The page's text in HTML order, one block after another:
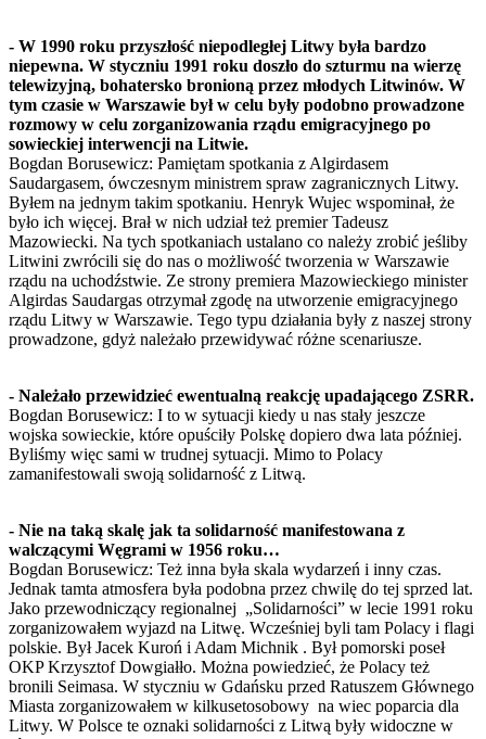
- W 1990 roku przyszłość niepodległej Litwy była bardzo
niepewna. W styczniu 1991 roku doszło do szturmu na wierzę
telewizyjną, bohatersko bronioną przez młodych Litwinów. W
tym czasie w Warszawie był w celu były podobno prowadzone
rozmowy w celu zorganizowania rządu emigracyjnego po
sowieckiej interwencji na Litwie.
Bogdan Borusewicz: Pamiętam spotkania z Algirdasem
Saudargasem, ówczesnym ministrem spraw zagranicznych Litwy.
Byłem na jednym takim spotkaniu. Henryk Wujec wspominał, że
było ich więcej. Brał w nich udział też premier Tadeusz
Mazowiecki. Na tych spotkaniach ustalano co należy zrobić jeśliby
Litwini zwrócili się do nas o możliwość tworzenia w Warszawie
rządu na uchodźstwie. Ze strony premiera Mazowieckiego minister
Algirdas Saudargas otrzymał zgodę na utworzenie emigracyjnego
rządu Litwy w Warszawie. Tego typu działania były z naszej strony
prowadzone, gdyż należało przewidywać różne scenariusze.
- Należało przewidzieć ewentualną reakcję upadającego ZSRR.
Bogdan Borusewicz: I to w sytuacji kiedy u nas stały jeszcze
wojska sowieckie, które opuściły Polskę dopiero dwa lata później.
Byliśmy więc sami w trudnej sytuacji. Mimo to Polacy
zamanifestowali swoją solidarność z Litwą.
- Nie na taką skalę jak ta solidarność manifestowana z
walczącymi Węgrami w 1956 roku…
Bogdan Borusewicz: Też inna była skala wydarzeń i inny czas.
Jednak tamta atmosfera była podobna przez chwilę do tej sprzed lat.
Jako przewodniczący regionalnej „Solidarności” w lecie 1991 roku
zorganizowałem wyjazd na Litwę. Wcześniej byli tam Polacy i flagi
polskie. Był Jacek Kuroń i Adam Michnik . Był pomorski poseł
OKP Krzysztof Dowgiałło. Można powiedzieć, że Polacy też
bronili Seimasa. W styczniu w Gdańsku przed Ratuszem Głównego
Miasta zorganizowałem w kilkusetosobowy na wiec poparcia dla
Litwy. W Polsce te oznaki solidarności z Litwą były widoczne w